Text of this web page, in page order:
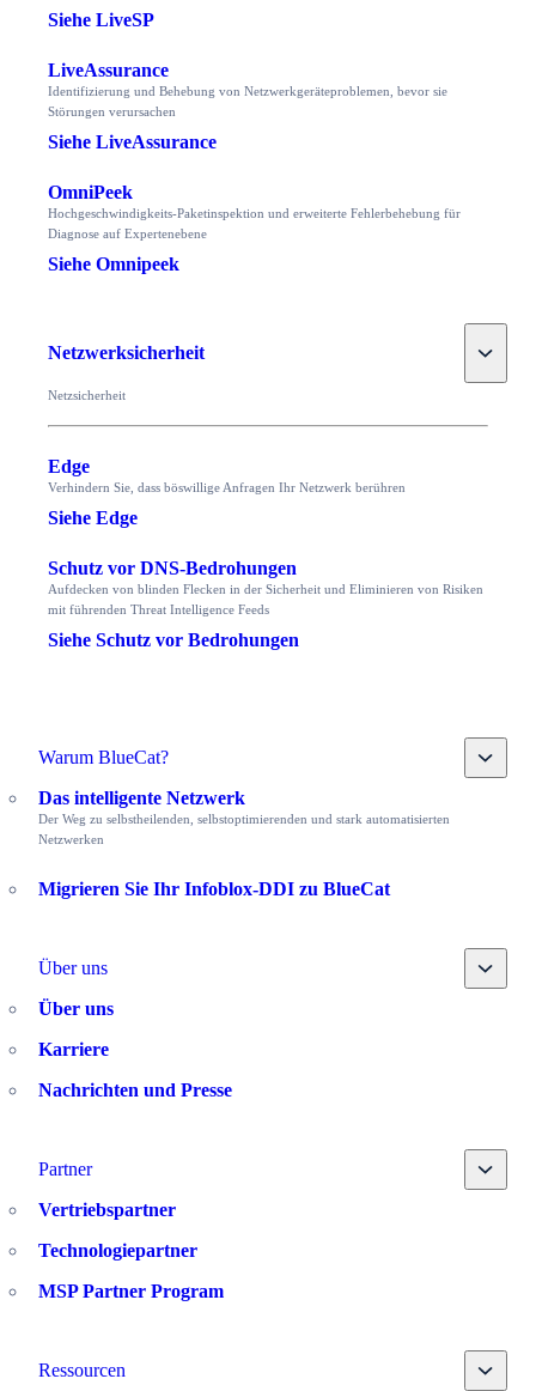
Siehe LiveSP
LiveAssurance
Identifizierung und Behebung von Netzwerkgeräteproblemen, bevor sie
Störungen verursachen
Siehe LiveAssurance
OmniPeek
Hochgeschwindigkeits-Paketinspektion und erweiterte Fehlerbehebung für
Diagnose auf Expertenebene
Siehe Omnipeek
Netzwerksicherheit Toggle
Netzsicherheit
Edge
Verhindern Sie, dass böswillige Anfragen Ihr Netzwerk berühren
Siehe Edge
Schutz vor DNS-Bedrohungen
Aufdecken von blinden Flecken in der Sicherheit und Eliminieren von Risiken
mit führenden Threat Intelligence Feeds
Siehe Schutz vor Bedrohungen
Warum BlueCat? Toggle
Das intelligente Netzwerk
Der Weg zu selbstheilenden, selbstoptimierenden und stark automatisierten
Netzwerken
Migrieren Sie Ihr Infoblox-DDI zu BlueCat
Über uns Toggle
Über uns
Karriere
Nachrichten und Presse
Partner Toggle
Vertriebspartner
Technologiepartner
MSP Partner Program
Ressourcen Toggle